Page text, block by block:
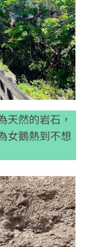
天然的岩石，
女鵝熱到不想